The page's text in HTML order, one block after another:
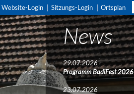
Website-Login Sitzungs-Login Ortsplan
News
29.07.2026
Programm BadiFest 2026
23.07.2026